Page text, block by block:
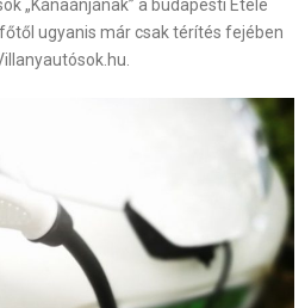
„Kánaánjának” a budapesti Etele
ugyanis már csak térítés fejében